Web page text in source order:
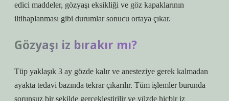
edici maddeler, gözyaşı eksikliği ve göz kapaklarının
iltihaplanması gibi durumlar sonucu ortaya çıkar.
Gözyaşı iz bırakır mı?
Tüp yaklaşık 3 ay gözde kalır ve anesteziye gerek kalmadan
ayakta tedavi bazında tekrar çıkarılır. Tüm işlemler burunda
sorunsuz bir şekilde gerçekleştirilir ve yüzde hiçbir iz